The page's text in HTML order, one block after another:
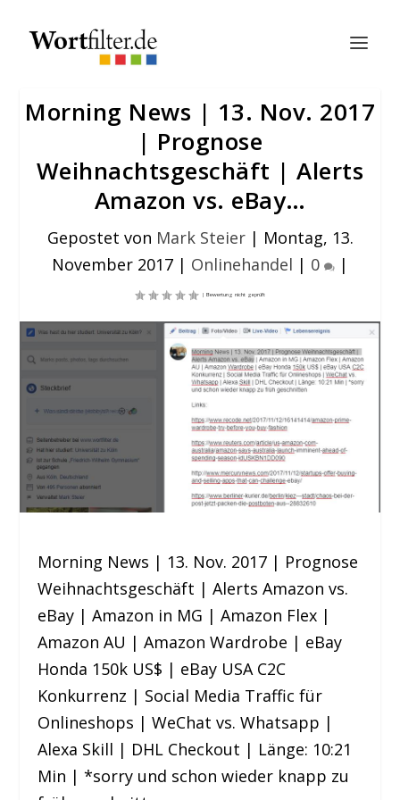
Morning News | 13. Nov. 2017
| Prognose
Weihnachtsgeschäft | Alerts
Amazon vs. eBay…
Gepostet von Mark Steier| Montag, 13.
November 2017 | Onlinehandel | 0 |
Morning News | 13. Nov. 2017 | Prognose
Weihnachtsgeschäft | Alerts Amazon vs.
eBay | Amazon in MG | Amazon Flex |
Amazon AU | Amazon Wardrobe | eBay
Honda 150k US$ | eBay USA C2C
Konkurrenz | Social Media Traffic für
Onlineshops | WeChat vs. Whatsapp |
Alexa Skill | DHL Checkout | Länge: 10:21
Min | *sorry und schon wieder knapp zu